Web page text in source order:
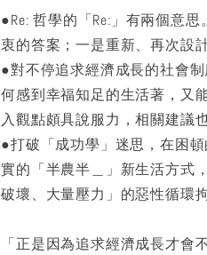
●Re: 哲學的「Re:」有兩個意
衷的答案；一是重新、再次設計
●對不停追求經濟成長的社會
何感到幸福知足的生活著，又
入觀點頗具說服力，相關建議
●打破「成功學」迷思，在困
實的「半農半＿」新生活方式
破壞、大量壓力」的惡性循環拘
「正是因為追求經濟成長才